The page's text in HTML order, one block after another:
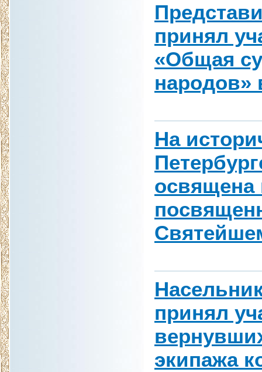
принял
«Общая
народов»
На
освящена
принял
экипажа